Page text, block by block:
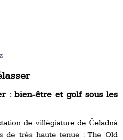
: bien-être et golf sous les
de villégiature de Čeladná
de très haute tenue : The Old